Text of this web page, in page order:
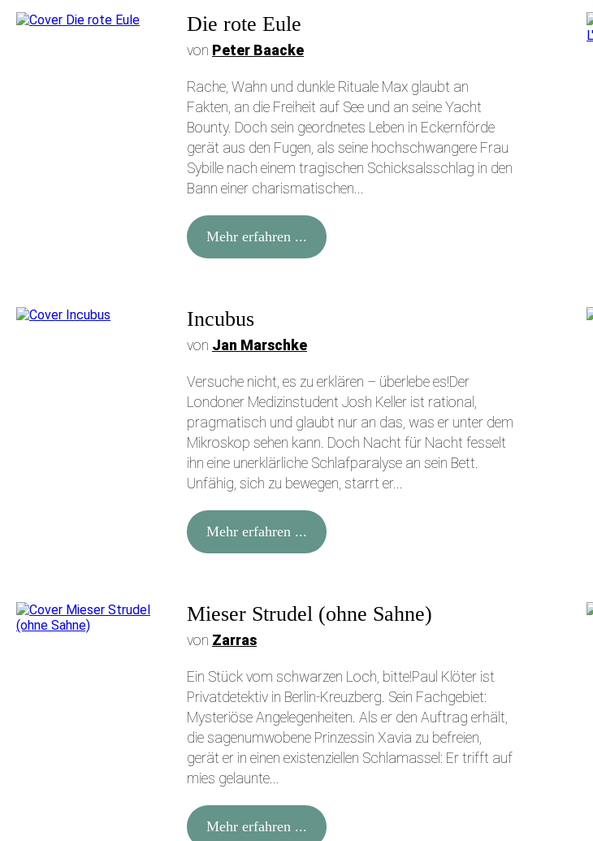
Die rote Eule
von Peter Baacke
Rache, Wahn und dunkle Rituale Max glaubt an
Fakten, an die Freiheit auf See und an seine Yacht
Bounty. Doch sein geordnetes Leben in Eckernförde
gerät aus den Fugen, als seine hochschwangere Frau
Sybille nach einem tragischen Schicksalsschlag in den
Bann einer charismatischen...
Mehr erfahren ...
Incubus
von Jan Marschke
Versuche nicht, es zu erklären – überlebe es!Der
Londoner Medizinstudent Josh Keller ist rational,
pragmatisch und glaubt nur an das, was er unter dem
Mikroskop sehen kann. Doch Nacht für Nacht fesselt
ihn eine unerklärliche Schlafparalyse an sein Bett.
Unfähig, sich zu bewegen, starrt er...
Mehr erfahren ...
Mieser Strudel (ohne Sahne)
von Zarras
Ein Stück vom schwarzen Loch, bitte!Paul Klöter ist
Privatdetektiv in Berlin-Kreuzberg. Sein Fachgebiet:
Mysteriöse Angelegenheiten. Als er den Auftrag erhält,
die sagenumwobene Prinzessin Xavia zu befreien,
gerät er in einen existenziellen Schlamassel: Er trifft auf
mies gelaunte...
Mehr erfahren ...